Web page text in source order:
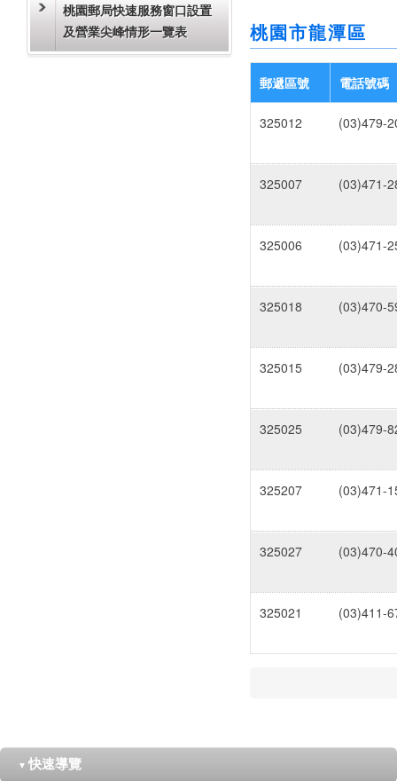
桃園郵局快速服務窗口設置
及營業尖峰情形一覽表
桃園市龍潭區
郵遞區號 電話號碼
325012 (03)479-
325007 (03)471-
325006 (03)471-
325018 (03)470-
325015 (03)479-
325025 (03)479-
325207 (03)471-
325027 (03)470-
325021 (03)411-
▼ 快速導覽